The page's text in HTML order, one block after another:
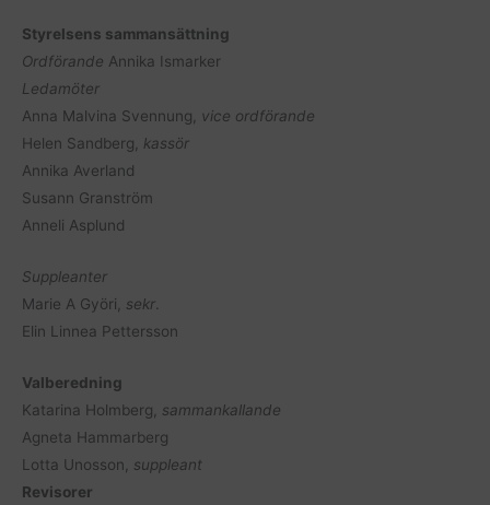
Styrelsens sammansättning
Ordförande Annika Ismarker
Ledamöter
Anna Malvina Svennung,
vice ordförande
Helen Sandberg, kassör
Annika Averland
Susann Granström
Anneli Asplund
Suppleanter
Marie A Györi, sekr
Elin Linnea Pettersson
Valberedning
Katarina Holmberg, sammankallande
Agneta Hammarberg
Lotta Unosson, suppleant
Revisorer